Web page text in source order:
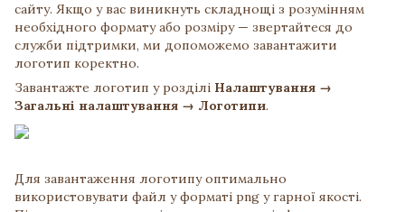
сайту. Якщо у вас виникнуть складнощі з розумінням
необхідного формату або розміру — звертайтеся до
служби підтримки, ми допоможемо завантажити
логотип коректно.
Завантажте логотип у розділі Налаштування →
Загальні налаштування → Логотипи.
Для завантаження логотипу оптимально
використовувати файл у форматі png у гарної якості.